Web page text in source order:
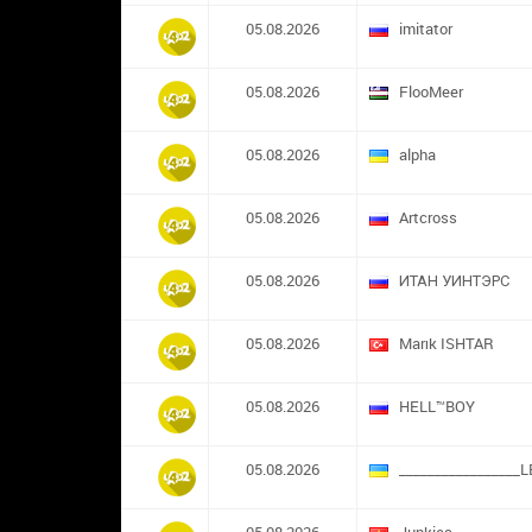
05.08.2026 imitator
05.08.2026 FlooMeer
05.08.2026 alpha
05.08.2026 Artcross
05.08.2026 ИТАН УИНТЭРС
05.08.2026 Marık ISHTAR
05.08.2026 HELL™BOY
05.08.2026